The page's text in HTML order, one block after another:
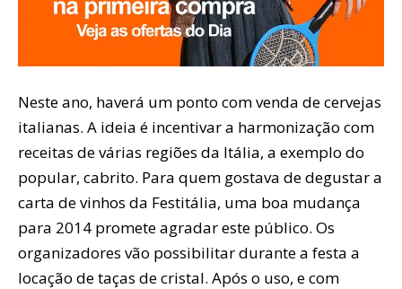
Neste ano, haverá um ponto com venda de cervejas
italianas. A ideia é incentivar a harmonização com
receitas de várias regiões da Itália, a exemplo do
popular, cabrito. Para quem gostava de degustar a
carta de vinhos da Festitália, uma boa mudança
para 2014 promete agradar este público. Os
organizadores vão possibilitar durante a festa a
locação de taças de cristal. Após o uso, e com